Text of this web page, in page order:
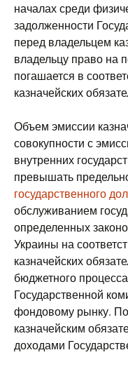
началах среди
задолженности
перед владельцем
владельцу право на
погашается в
казначейских
Объем эмиссии
совокупности с
внутренних
превышать
государственного
обслуживанием
определенных
Украины на
казначейских
бюджетного
Государственной
фондовому рынку.
казначейским
доходами